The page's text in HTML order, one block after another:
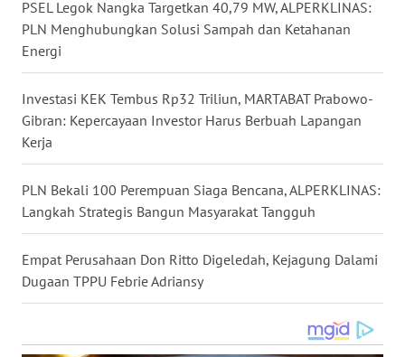
PSEL Legok Nangka Targetkan 40,79 MW, ALPERKLINAS:
PLN Menghubungkan Solusi Sampah dan Ketahanan
Energi
Investasi KEK Tembus Rp32 Triliun, MARTABAT Prabowo-
Gibran: Kepercayaan Investor Harus Berbuah Lapangan
Kerja
PLN Bekali 100 Perempuan Siaga Bencana, ALPERKLINAS:
Langkah Strategis Bangun Masyarakat Tangguh
Empat Perusahaan Don Ritto Digeledah, Kejagung Dalami
Dugaan TPPU Febrie Adriansy
WN
NUSANTARA
JOGJA
WN
WN
KALBAR